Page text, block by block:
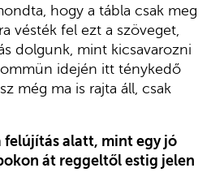
hogy a tábla csak meg
vésték fel ezt a szöveget,
dolgunk, mint kicsavarozni
idején itt ténykedő
még ma is rajta áll, csak
felújítás alatt, mint egy jó
át reggeltől estig jelen